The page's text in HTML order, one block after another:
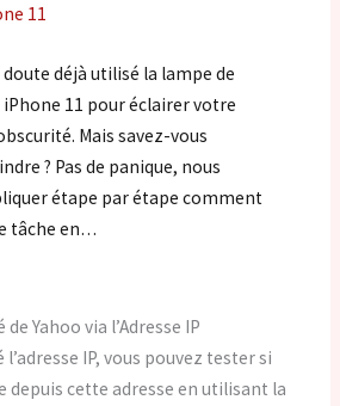
11
doute déjà utilisé la lampe de
11 pour éclairer votre
Mais savez-vous
? Pas de panique, nous
étape par étape comment
tâche en…
Yahoo via l’Adresse IP
IP, vous pouvez tester si
depuis cette adresse en utilisant la